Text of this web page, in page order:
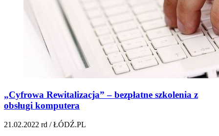
„Cyfrowa Rewitalizacja” – bezpłatne szkolenia z
obsługi komputera
21.02.2022 rd / ŁÓDŹ.PL